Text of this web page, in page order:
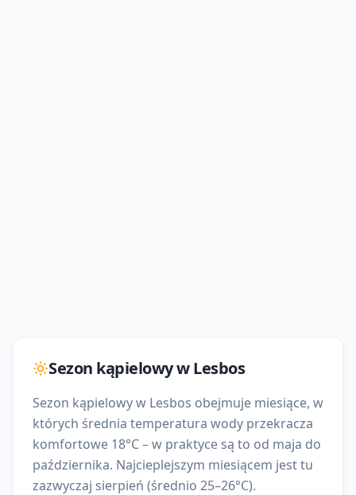
Sezon kąpielowy wLesbos
Sezon kąpielowy w Lesbos obejmuje miesiące, w
których średnia temperatura wody przekracza
komfortowe 18°C – w praktyce są to od maja do
października. Najcieplejszym miesiącem jest tu
zazwyczaj sierpień (średnio 25–26°C).